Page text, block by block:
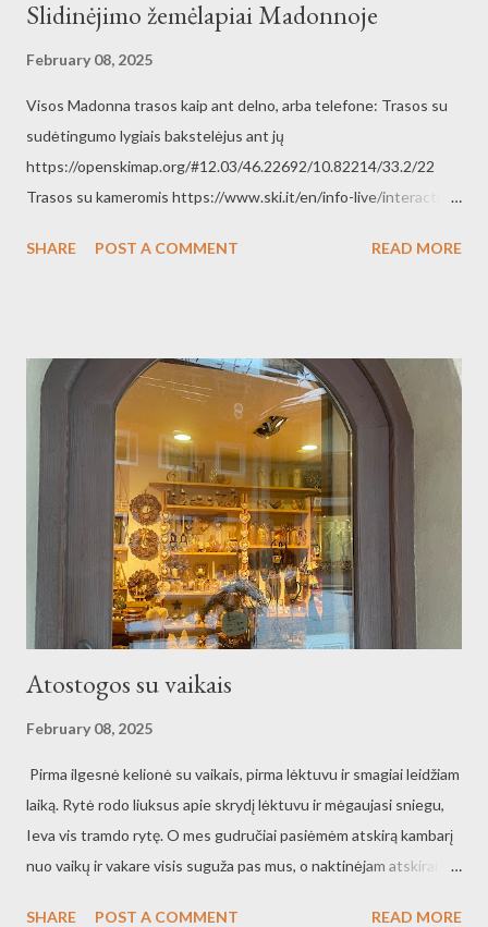
Slidinėjimo žemėlapiai Madonnoje
February 08, 2025
Visos Madonna trasos kaip ant delno, arba telefone: Trasos su
sudėtingumo lygiais bakstelėjus ant jų
https://openskimap.org/#12.03/46.22692/10.82214/33.2/22
Trasos su kameromis https://www.ski.it/en/info-live/interactive-
_gl=1*1hu0g0o*_up*MQ..*_gs*MQ..&gclid=CjwKCAiAnpy9BhA
SHARE POST A COMMENT READ MORE
Atostogos su vaikais
February 08, 2025
Pirma ilgesnė kelionė su vaikais, pirma lėktuvu ir smagiai leidžiam
laiką. Rytė rodo liuksus apie skrydį lėktuvu ir mėgaujasi sniegu,
Ieva vis tramdo rytę. O mes gudručiai pasiėmėm atskirą kambarį
nuo vaikų ir vakare visis suguža pas mus, o naktinėjam atskirai.
SHARE POST A COMMENT READ MORE